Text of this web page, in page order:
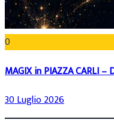
0
MAGIX in PIAZZA CARLI
30 Luglio 2026